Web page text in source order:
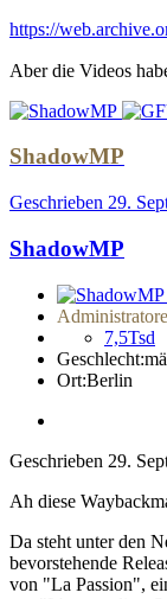
https://
Aber die Videos
ShadowMP
Geschrieben 29.
ShadowMP
7,5Tsd
Geschlecht:
Ort:Berlin
Geschrieben 29.
Ah diese
Da steht unter den
bevorstehende
von "La Passion",